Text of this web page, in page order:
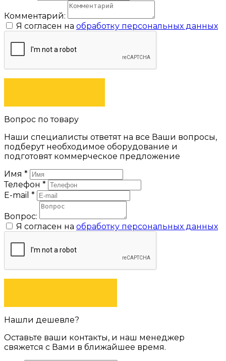
Комментарий:
Я согласен на обработку персональных данных
Вопрос по товару
Наши специалисты ответят на все Ваши вопросы,
подберут необходимое оборудование и
подготовят коммерческое предложение
Имя *
Телефон *
E-mail *
Вопрос:
Я согласен на обработку персональных данных
Нашли дешевле?
Оставьте ваши контакты, и наш менеджер
свяжется с Вами в ближайшее время.